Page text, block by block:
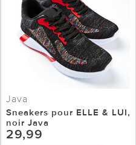
Java
Sneakers pour ELLE & LUI,
noir Java
29,99